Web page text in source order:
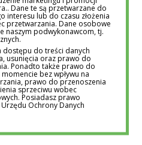
osobą,
lub pieniędzy,
albo
otrzymaniu wiadomości.
absolutnej prywatności, jeżeli
Lepiej jasno powiedzieć:
z ciekawości. Zrobię to, gdy
bezpieczeństwa albo
Dane te są przetwarzane do
interesu lub do czasu złożenia
przetwarzania. Dane osobowe
naszym podwykonawcom, tj.
dostępu do treści danych
usunięcia oraz prawo do
Ponadto także prawo do
bez wpływu na
prawo do przenoszenia
sprzeciwu wobec
Posiadasz prawo
Ochrony Danych